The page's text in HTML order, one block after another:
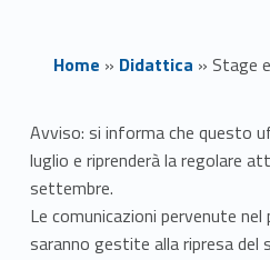
Home » Didattica » Stage
S
t
a
Avviso: si informa che questo
luglio e riprenderà la regolare
settembre.
Le comunicazioni pervenute nel
saranno gestite alla ripresa del